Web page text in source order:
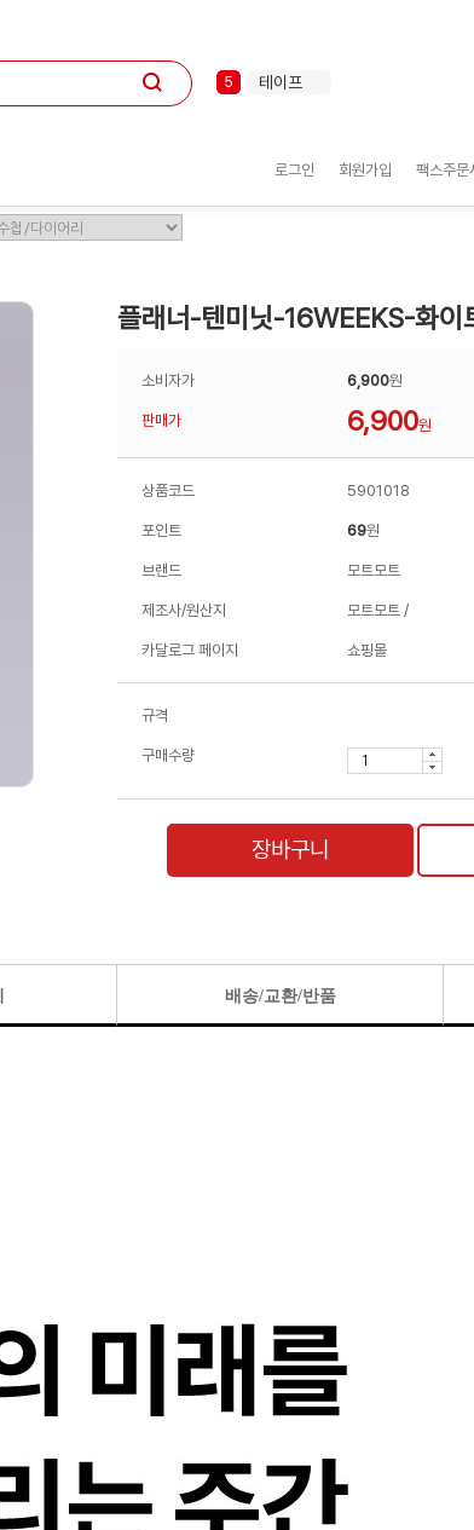
6 선풍기
제트스트림
1 포스트잇
로그인 회원가입 팩스주문
플래너-텐미닛-16WEEKS-화이
소비자가 6,900원
판매가 6,900원
상품코드 5901018
포인트 69원
브랜드 모트모트
제조사/원산지 모트모트 /
카달로그 페이지 쇼핑몰
규격
구매수량
장바구니
배송/교환/반품